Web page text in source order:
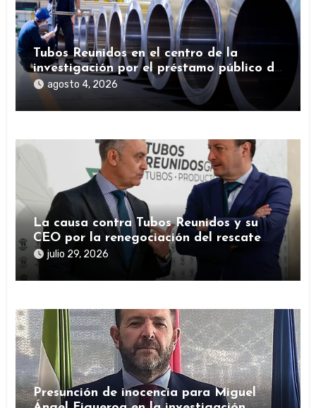
Tubos Reunidos en el centro de la
investigación por el préstamo público de
la SEPI durante la pandemia
agosto 4, 2026
La causa contra Tubos Reunidos y su
CEO por la renegociación del rescate
público durante la pandemia
julio 29, 2026
Presunción de inocencia para Miguel